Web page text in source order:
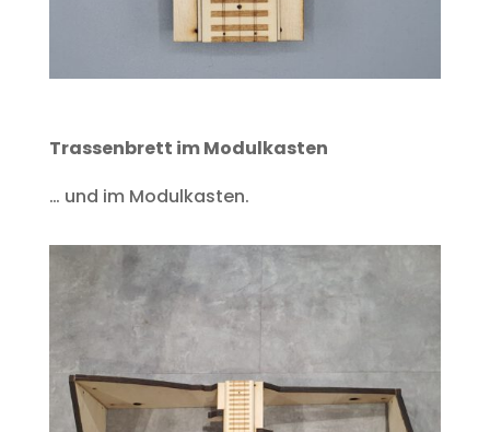
Trassenbrett im Modulkasten
… und im Modulkasten.